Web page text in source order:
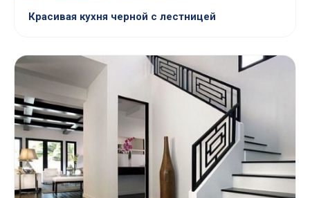
Красивая кухня черной с лестницей